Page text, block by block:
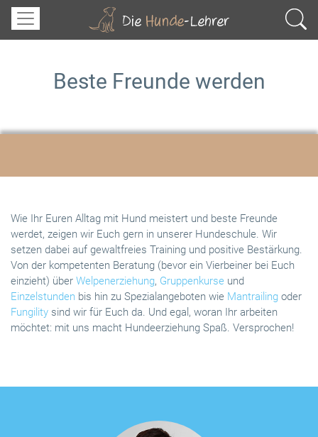
Beste Freunde werden
Wie Ihr Euren Alltag mit Hund meistert und beste Freunde
werdet, zeigen wir Euch gern in unserer Hundeschule. Wir
setzen dabei auf gewaltfreies Training und positive Bestärkung.
Von der kompetenten Beratung (bevor ein Vierbeiner bei Euch
einzieht) über Welpenerziehung, Gruppenkurse und
Einzelstunden bis hin zu Spezialangeboten wie Mantrailing oder
Fungility sind wir für Euch da. Und egal, woran Ihr arbeiten
möchtet: mit uns macht Hundeerziehung Spaß. Versprochen!